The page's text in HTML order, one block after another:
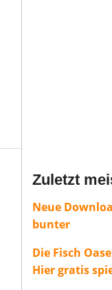
Zuletzt
Neue
bunter
Die Fisch
Hier gratis